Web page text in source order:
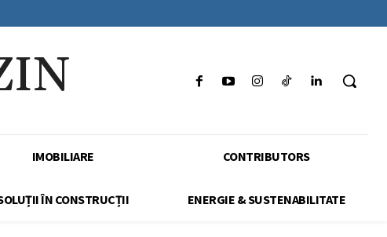
IMOBILIARE CONTRIBUTORS
ÎN CONSTRUCȚII ENERGIE & SUSTENABILITATE